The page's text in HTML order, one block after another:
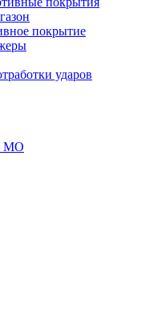
покрытие
ударов
МО